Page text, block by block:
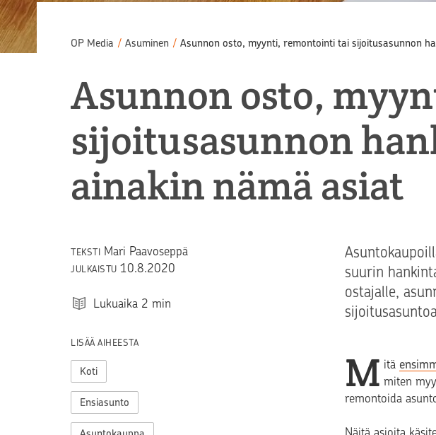
OP Media / Asuminen / Asunnon osto, myynti, remontointi tai sijoitusasunnon
Asunnon osto,
sijoitusasunnon
ainakin nämä asiat
TEKSTI Mari Paavoseppä
JULKAISTU 10.8.2020
Lukuaika 2 min
LISÄÄ AIHEESTA
Koti
Ensiasunto
suurin
ostajalle,
M itä
miten
remontoida
Näitä asioita